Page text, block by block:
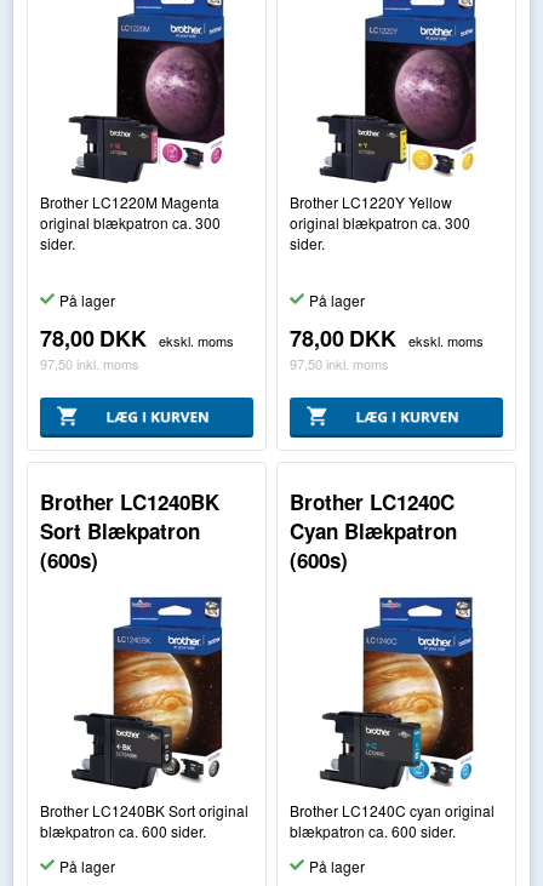
Brother LC1220M Magenta
original blækpatron ca. 300
sider.
På lager
78,00DKK
ekskl. moms
97,50 inkl. moms
Brother LC1220Y Yellow
original blækpatron ca. 300
sider.
På lager
78,00DKK
ekskl. moms
97,50 inkl. moms
Brother LC1240BK
Sort Blækpatron
(600s)
Brother LC1240BK Sort original
blækpatron ca. 600 sider.
På lager
Brother LC1240C
Cyan Blækpatron
(600s)
Brother LC1240C cyan original
blækpatron ca. 600 sider.
På lager